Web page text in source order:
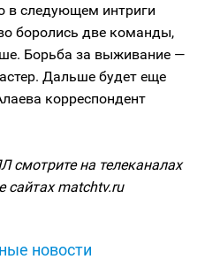
в следующем интриги
боролись две команды,
Борьба за выживание —
Дальше будет еще
корреспондент
на телеканалах
matchtv.ru
новости